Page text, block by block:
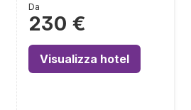
Da
230 €
Visualizza hotel